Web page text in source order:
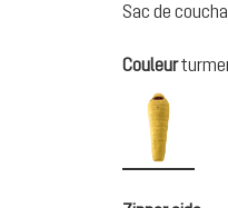
Sac de
Sélectionnez
Couleur